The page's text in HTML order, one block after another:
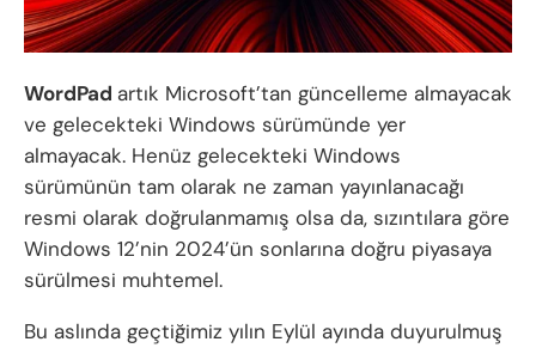
WordPad artık Microsoft’tan güncelleme almayacak
ve gelecekteki Windows sürümünde yer
almayacak. Henüz gelecekteki Windows
sürümünün tam olarak ne zaman yayınlanacağı
resmi olarak doğrulanmamış olsa da, sızıntılara göre
Windows 12’nin 2024’ün sonlarına doğru piyasaya
sürülmesi muhtemel.
Bu aslında geçtiğimiz yılın Eylül ayında duyurulmuş